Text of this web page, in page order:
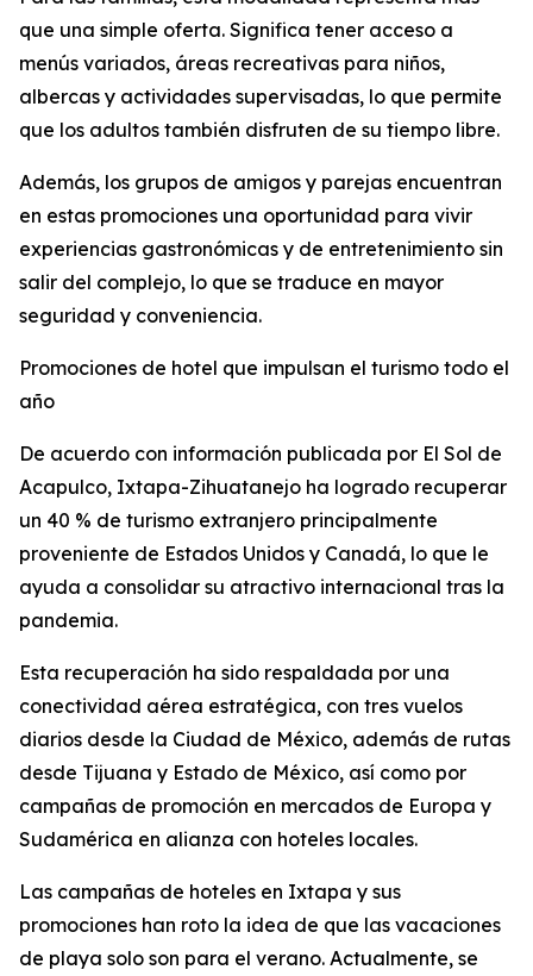
que una simple oferta. Significa tener acceso a
menús variados, áreas recreativas para niños,
albercas y actividades supervisadas, lo que permite
que los adultos también disfruten de su tiempo libre.
Además, los grupos de amigos y parejas encuentran
en estas promociones una oportunidad para vivir
experiencias gastronómicas y de entretenimiento sin
salir del complejo, lo que se traduce en mayor
seguridad y conveniencia.
Promociones de hotel que impulsan el turismo todo el
año
De acuerdo con información publicada por El Sol de
Acapulco, Ixtapa-Zihuatanejo ha logrado recuperar
un 40 % de turismo extranjero principalmente
proveniente de Estados Unidos y Canadá, lo que le
ayuda a consolidar su atractivo internacional tras la
pandemia.
Esta recuperación ha sido respaldada por una
conectividad aérea estratégica, con tres vuelos
diarios desde la Ciudad de México, además de rutas
desde Tijuana y Estado de México, así como por
campañas de promoción en mercados de Europa y
Sudamérica en alianza con hoteles locales.
Las campañas de hoteles en Ixtapa y sus
promociones han roto la idea de que las vacaciones
de playa solo son para el verano. Actualmente, se